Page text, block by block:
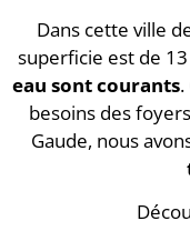
Dans cette ville
superficie est de
eau sont courants.
besoins des
Gaude, nous